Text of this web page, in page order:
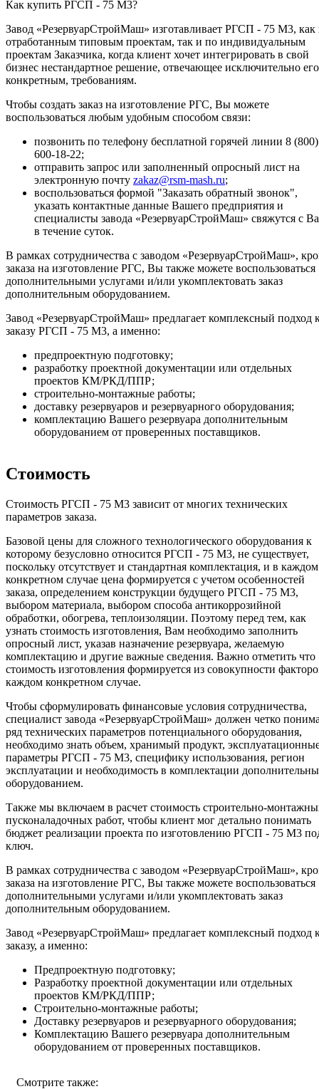
Как купить РГСП - 75 М3?
Завод «РезервуарСтройМаш» изготавливает РГСП - 75 М3, как
отработанным типовым проектам, так и по индивидуальным
проектам Заказчика, когда клиент хочет интегрировать в свой
бизнес нестандартное решение, отвечающее исключительно
конкретным, требованиям.
Чтобы создать заказ на изготовление РГС, Вы можете
воспользоваться любым удобным способом связи:
позвонить по телефону бесплатной горячей линии 8 (800)
600-18-22;
отправить запрос или заполненный опросный лист на
электронную почту zakaz@rsm-mash.ru;
воспользоваться формой "Заказать обратный звонок",
указать контактные данные Вашего предприятия и
специалисты завода «РезервуарСтройМаш» свяжутся с
в течение суток.
В рамках сотрудничества с заводом «РезервуарСтройМаш»,
заказа на изготовление РГС, Вы также можете воспользоваться
дополнительными услугами и/или укомплектовать заказ
дополнительным оборудованием.
Завод «РезервуарСтройМаш» предлагает комплексный подход
заказу РГСП - 75 М3, а именно:
предпроектную подготовку;
разработку проектной документации или отдельных
проектов КМ/РКД/ППР;
строительно-монтажные работы;
доставку резервуаров и резервуарного оборудования;
комплектацию Вашего резервуара дополнительным
оборудованием от проверенных поставщиков.
Стоимость
Стоимость РГСП - 75 М3 зависит от многих технических
параметров заказа.
Базовой цены для сложного технологического оборудования к
которому безусловно относится РГСП - 75 М3, не существует,
поскольку отсутствует и стандартная комплектация, и в каждом
конкретном случае цена формируется с учетом особенностей
заказа, определением конструкции будущего РГСП - 75 М3,
выбором материала, выбором способа антикоррозийной
обработки, обогрева, теплоизоляции. Поэтому перед тем, как
узнать стоимость изготовления, Вам необходимо заполнить
опросный лист, указав назначение резервуара, желаемую
комплектацию и другие важные сведения. Важно отметить что
стоимость изготовления формируется из совокупности
каждом конкретном случае.
Чтобы сформулировать финансовые условия сотрудничества,
специалист завода «РезервуарСтройМаш» должен четко
ряд технических параметров потенциального оборудования,
необходимо знать объем, хранимый продукт,
параметры РГСП - 75 М3, специфику использования, регион
эксплуатации и необходимость в комплектации
оборудованием.
Также мы включаем в расчет стоимость строительно-
пусконаладочных работ, чтобы клиент мог детально понимать
бюджет реализации проекта по изготовлению РГСП - 75 М3
ключ.
В рамках сотрудничества с заводом «РезервуарСтройМаш»,
заказа на изготовление РГС, Вы также можете воспользоваться
дополнительными услугами и/или укомплектовать заказ
дополнительным оборудованием.
Завод «РезервуарСтройМаш» предлагает комплексный подход
заказу, а именно:
Предпроектную подготовку;
Разработку проектной документации или отдельных
проектов КМ/РКД/ППР;
Строительно-монтажные работы;
Доставку резервуаров и резервуарного оборудования;
Комплектацию Вашего резервуара дополнительным
оборудованием от проверенных поставщиков.
Смотрите также: